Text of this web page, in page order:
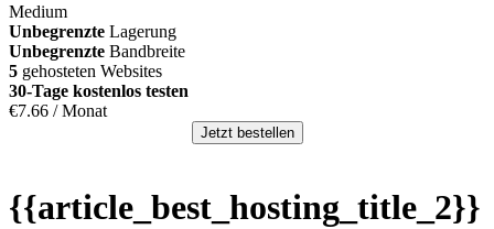
Medium
Unbegrenzte Lagerung
Unbegrenzte Bandbreite
5 gehosteten Websites
30-Tage kostenlos testen
€7.66 / Monat
Jetzt bestellen
{{article_best_hosting_title_2}}